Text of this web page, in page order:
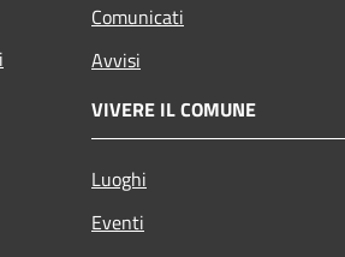
Comunicati
Avvisi
VIVERE IL COMUNE
Luoghi
Eventi